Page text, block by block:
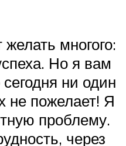
многого:
Но я вам
ни один
не пожелает! Я
проблему.
через